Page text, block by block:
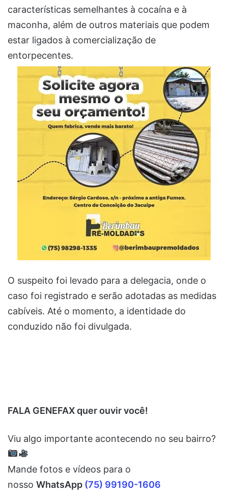
características semelhantes à cocaína e à
maconha, além de outros materiais que podem
estar ligados à comercialização de
entorpecentes.
O suspeito foi levado para a delegacia, onde o
caso foi registrado e serão adotadas as medidas
cabíveis. Até o momento, a identidade do
conduzido não foi divulgada.
FALA GENEFAX quer ouvir você!
Viu algo importante acontecendo no seu bairro?
Mande fotos e vídeos para o
nosso WhatsApp (75) 99190-1606